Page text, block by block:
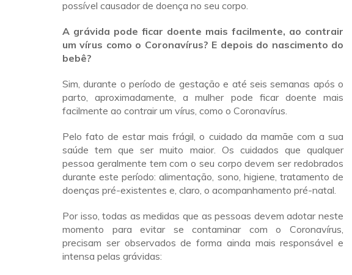
possível causador de doença no seu corpo.
A grávida pode ficar doente mais facilmente, ao contrair
um vírus como o Coronavírus? E depois do nascimento do
bebê?
Sim, durante o período de gestação e até seis semanas após o
parto, aproximadamente, a mulher pode ficar doente mais
facilmente ao contrair um vírus, como o Coronavírus.
Pelo fato de estar mais frágil, o cuidado da mamãe com a sua
saúde tem que ser muito maior. Os cuidados que qualquer
pessoa geralmente tem com o seu corpo devem ser redobrados
durante este período: alimentação, sono, higiene, tratamento de
doenças pré-existentes e, claro, o acompanhamento pré-natal.
Por isso, todas as medidas que as pessoas devem adotar neste
momento para evitar se contaminar com o Coronavírus,
precisam ser observados de forma ainda mais responsável e
intensa pelas grávidas: